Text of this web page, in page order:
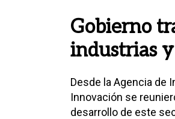
Gobierno
industrias
Desde la Agencia de
Innovación se
desarrollo de este